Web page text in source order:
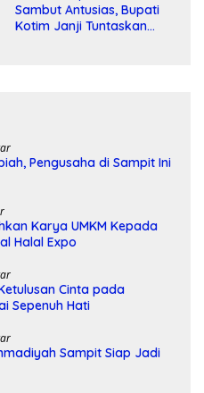
Sambut Antusias, Bupati
Kotim Janji Tuntaskan
Pengusaha di Sampit Ini
Karya UMKM Kepada
Halal Expo
Cinta pada
Sepenuh Hati
Sampit Siap Jadi